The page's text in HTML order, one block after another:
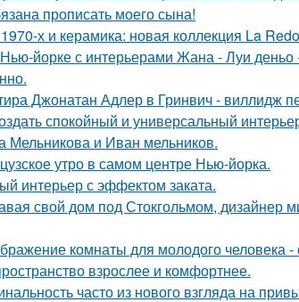
прописать моего сына!
х и керамика: новая коллекция La
йорке с интерьерами Жана - Луи деньо
Джонатан Адлер в Гринвич - виллидж
спокойный и универсальный
Мельникова и Иван мельников.
утро в самом центре Нью-йорка.
интерьер с эффектом заката.
свой дом под Стокгольмом, дизайнер
комнаты для молодого человека
взрослее и комфортнее.
часто из нового взгляда на